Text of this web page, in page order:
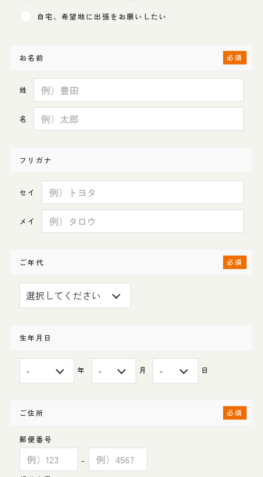
自宅、希望地に出張をお願いしたい
お名前
姓
名
フリガナ
セイ
メイ
ご年代
生年月日
年 月 日
ご住所
郵便番号
-